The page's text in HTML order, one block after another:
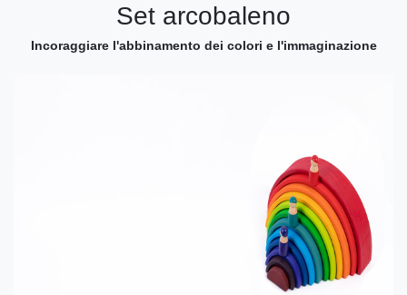
Set arcobaleno
Incoraggiare l'abbinamento dei colori e l'immaginazione